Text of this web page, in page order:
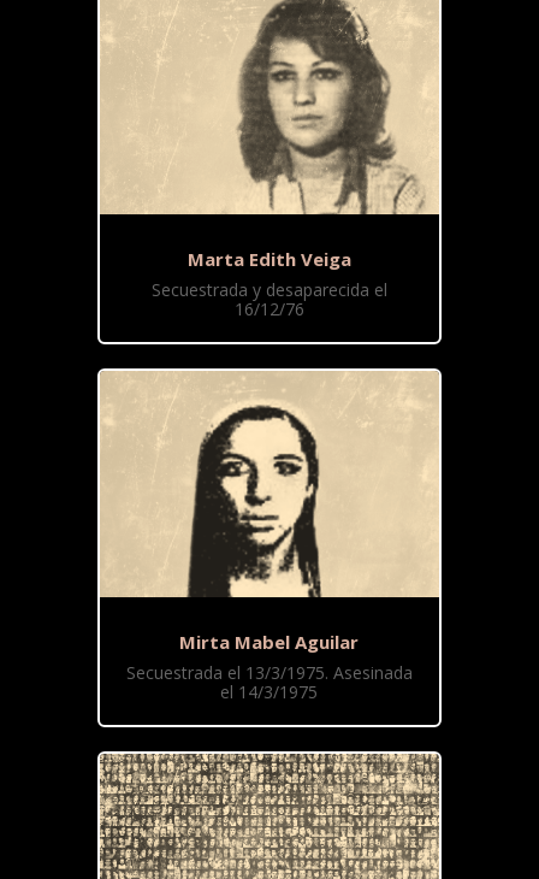
Marta Edith Veiga
Secuestrada y desaparecida el
16/12/76
Mirta Mabel Aguilar
Secuestrada el 13/3/1975. Asesinada
el 14/3/1975